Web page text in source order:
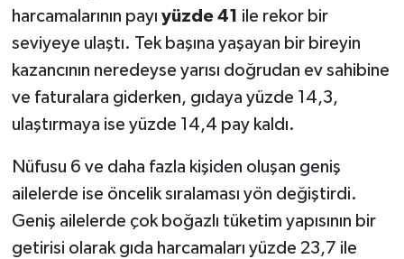
harcamalarının payı yüzde 41 ile rekor bir
seviyeye ulaştı. Tek başına yaşayan bir bireyin
kazancının neredeyse yarısı doğrudan ev sahibine
ve faturalara giderken, gıdaya yüzde 14,3,
ulaştırmaya ise yüzde 14,4 pay kaldı.
Nüfusu 6 ve daha fazla kişiden oluşan geniş
ailelerde ise öncelik sıralaması yön değiştirdi.
Geniş ailelerde çok boğazlı tüketim yapısının bir
getirisi olarak gıda harcamaları yüzde 23,7 ile